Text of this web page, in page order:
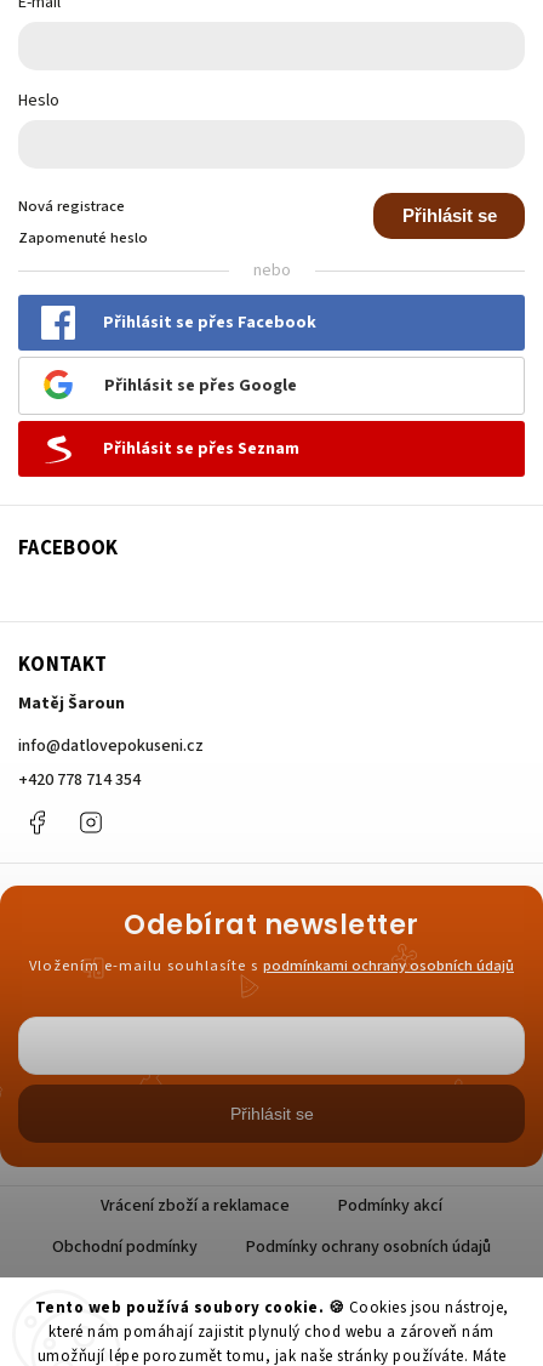
Tento web používá soubory cookie. 🍪 Cookies jsou nástroje,
které nám pomáhají zajistit plynulý chod webu a zároveň nám
umožňují lépe porozumět tomu, jak naše stránky používáte. Máte
Heslo
Přihlásit se
Nová registrace
Zapomenuté heslo
nebo
Přihlásit se přes Facebook
Přihlásit se přes Google
Přihlásit se přes Seznam
FACEBOOK
KONTAKT
Matěj Šaroun
info@datlovepokuseni.cz
+420 778 714 354
Facebook
Odebírat newsletter
Vložením e-mailu souhlasíte s podmínkami ochrany osobních údajů
Přihlásit se
Vrácení zboží a reklamace
Podmínky akcí
Obchodní podmínky
Podmínky ochrany osobních údajů